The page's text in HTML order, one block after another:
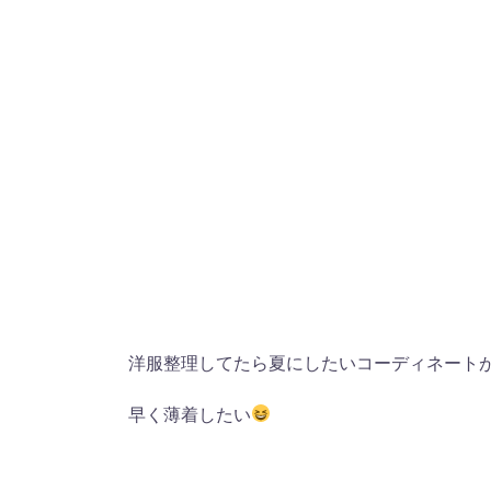
洋服整理してたら夏にしたいコーディネート
早く薄着したい